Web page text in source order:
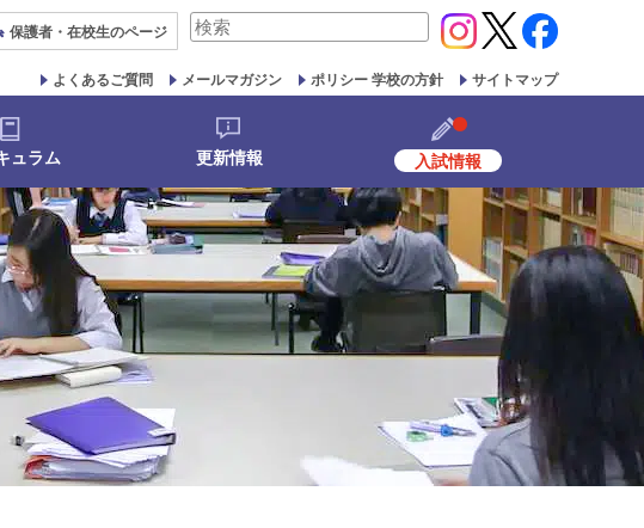
保護者 ・在校生のページ
検
対
象:
よくあるご質問 メールマガジン ポリシー 学校の方針 サイトマップ
ュラム 更新情報 入試情報